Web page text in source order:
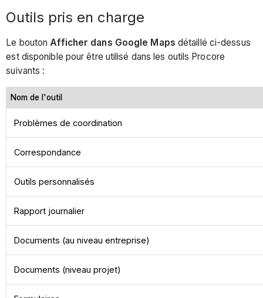
Outils pris en charge
Le boutonAfficher dans Google Maps détaillé ci-dessus
est disponible pour être utilisé dans les outils Procore
suivants :
Nom de l'outil
Problèmes de coordination
Correspondance
Outils personnalisés
Rapport journalier
Documents (au niveau entreprise)
Documents (niveau projet)